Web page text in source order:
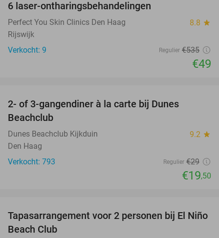
6 laser-ontharingsbehandelingen
Perfect You Skin Clinics Den Haag 8.8 star
Rijswijk
Verkocht: 9
Regulier €535
€49
2- of 3-gangendiner à la carte bij Dunes
Beachclub
Dunes Beachclub Kijkduin 9.2 star
Den Haag
Verkocht: 793
Regulier €29
€19,50
51%
Tapasarrangement voor 2 personen bij El Niño
Beach Club